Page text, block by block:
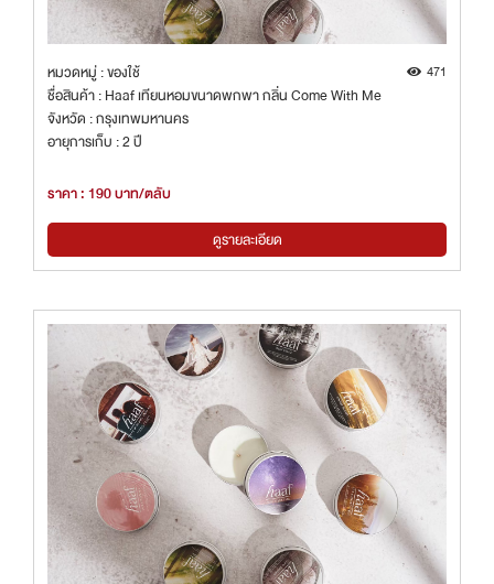
หมวดหมู่ : ของใช้ 471
ชื่อสินค้า : Haaf เทียนหอมขนาดพกพา กลิ่น Come With Me
จังหวัด : กรุงเทพมหานคร
อายุการเก็บ : 2 ปี
ราคา : 190 บาท/ตลับ
ดูรายละเอียด